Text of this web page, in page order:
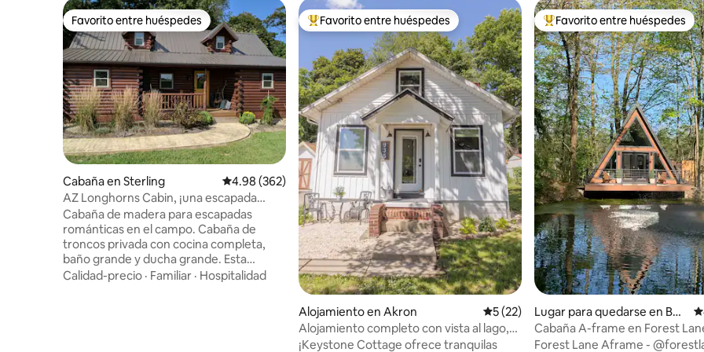
Favorito entre huéspedes
Favorito entre huéspedes
Cabaña en Sterling Calificación promedio: 4.98 de 5, 362 reseñas
4.98 (362)
AZ Longhorns Cabin, ¡una escapada
romántica!
Cabaña de madera para escapadas
románticas en el campo. Cabaña de
troncos privada con cocina completa,
baño grande y ducha grande. Esta
cabaña fue construida en verano de 2016
Calidad-precio · Familiar · Hospitalidad
Favorito entre huéspedes preferido
Favorito entre huéspedes
Alojamiento en Akron Calificación promedio: 5 de 5, 22 reseñas
5 (22)
Alojamiento completo con vista al lago,
jacuzzi y patio vallado para perros
¡Keystone Cottage ofrece tranquilas
Favorito entre huéspedes
Favorito entre huéspedes
Lugar para quedarse en Bea
ch City
Cabaña A-frame en Forest
kayaks, fogata
Forest Lane Aframe - @forestlane__ A 1